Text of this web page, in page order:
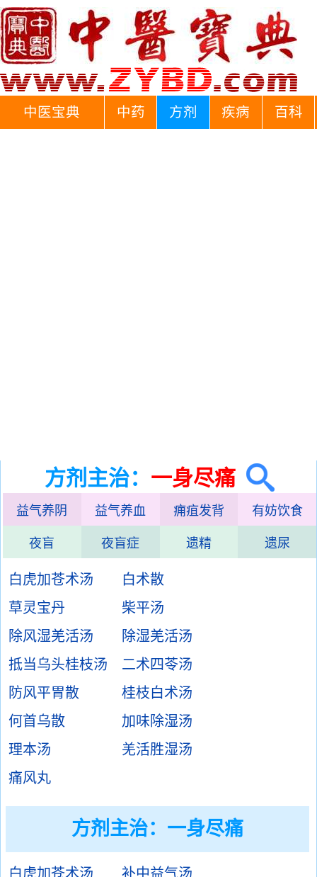
中医宝典 中药 方剂 疾病 百科
方剂主治： 一身尽痛
益气养阴 益气养血 痈疽发背 有妨饮食
夜盲 夜盲症 遗精 遗尿
白虎加苍术汤
白术散
草灵宝丹
柴平汤
除风湿羌活汤
除湿羌活汤
抵当乌头桂枝汤
二术四苓汤
防风平胃散
桂枝白术汤
何首乌散
加味除湿汤
理本汤
羌活胜湿汤
痛风丸
方剂主治： 一身尽痛
白虎加苍术汤
补中益气汤